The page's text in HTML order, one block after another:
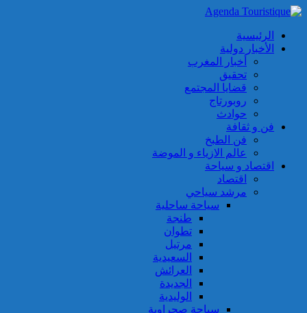
الرئيسية
الأخبار دولية
أخبار المغرب
تحقيق
قضايا المجتمع
روبورتاج
حوادث
فن و ثقافة
فن الطبخ
عالم الازياء و الموضة
اقتصاد و سياحة
اقتصاد
مرشد سياحي
سياحة ساحلية
طنجة
تطوان
مرتيل
السعيدية
العرائش
الجديدة
الوليدية
سياحة صحراوية